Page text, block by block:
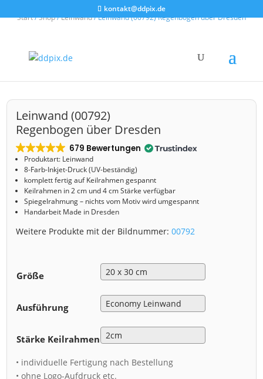
kontakt@ddpix.de
Start/Shop/Leinwand/ Leinwand (00792) Regenbogen über Dresden
Leinwand (00792)
Regenbogen über Dresden
679 Bewertungen
Produktart: Leinwand
8-Farb-Inkjet-Druck (UV-beständig)
komplett fertig auf Keilrahmen gespannt
Keilrahmen in 2 cm und 4 cm Stärke verfügbar
Spiegelrahmung – nichts vom Motiv wird umgespannt
Handarbeit Made in Dresden
Weitere Produkte mit der Bildnummer:00792
Größe
Ausführung
Stärke Keilrahmen
• individuelle Fertigung nach Bestellung
• ohne Logo-Aufdruck etc.